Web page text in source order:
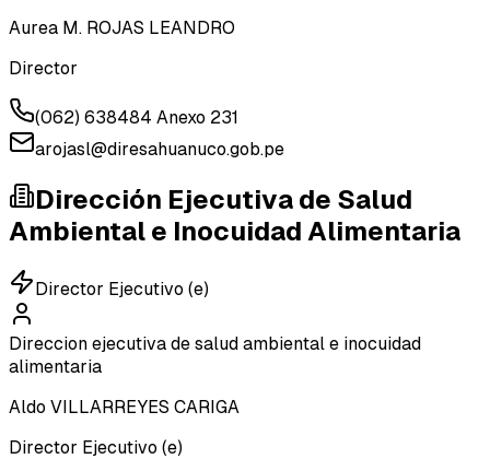
Aurea M. ROJAS LEANDRO
Director
(062) 638484 Anexo 231
arojasl@diresahuanuco.gob.pe
Dirección Ejecutiva de Salud
Ambiental e Inocuidad Alimentaria
Director Ejecutivo (e)
Direccion ejecutiva de salud ambiental e inocuidad
alimentaria
Aldo VILLARREYES CARIGA
Director Ejecutivo (e)